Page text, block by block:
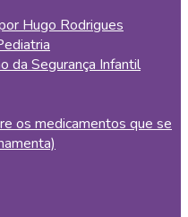
Hugo Rodrigues
da Segurança Infantil
os medicamentos que se